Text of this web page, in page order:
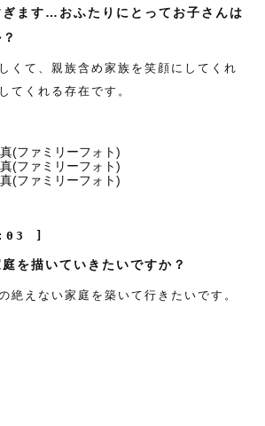
ます…おふたりにとってお子さんは
くて、親族含め家族を笑顔にしてくれ
てくれる存在です。
]
を描いていきたいですか？
絶えない家庭を築いて行きたいです。